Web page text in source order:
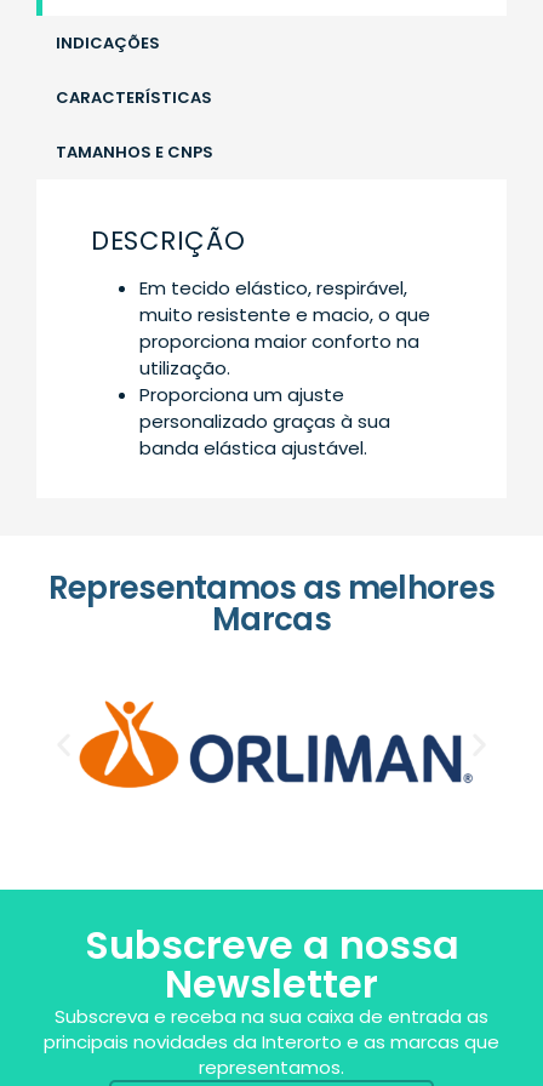
INDICAÇÕES
CARACTERÍSTICAS
TAMANHOS E CNPS
DESCRIÇÃO
Em tecido elástico, respirável,
muito resistente e macio, o que
proporciona maior conforto na
utilização.
Proporciona um ajuste
personalizado graças à sua
banda elástica ajustável.
Representamos as melhores
Marcas
Subscreve a nossa
Newsletter
Subscreva e receba na sua caixa de entrada as
principais novidades da Interorto e as marcas que
representamos.